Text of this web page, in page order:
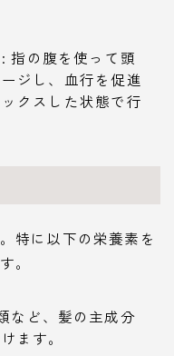
: 指の腹を使って頭
ジし、血行を促進
クスした状態で行
特に以下の栄養素を
。
など、髪の主成分
ます。